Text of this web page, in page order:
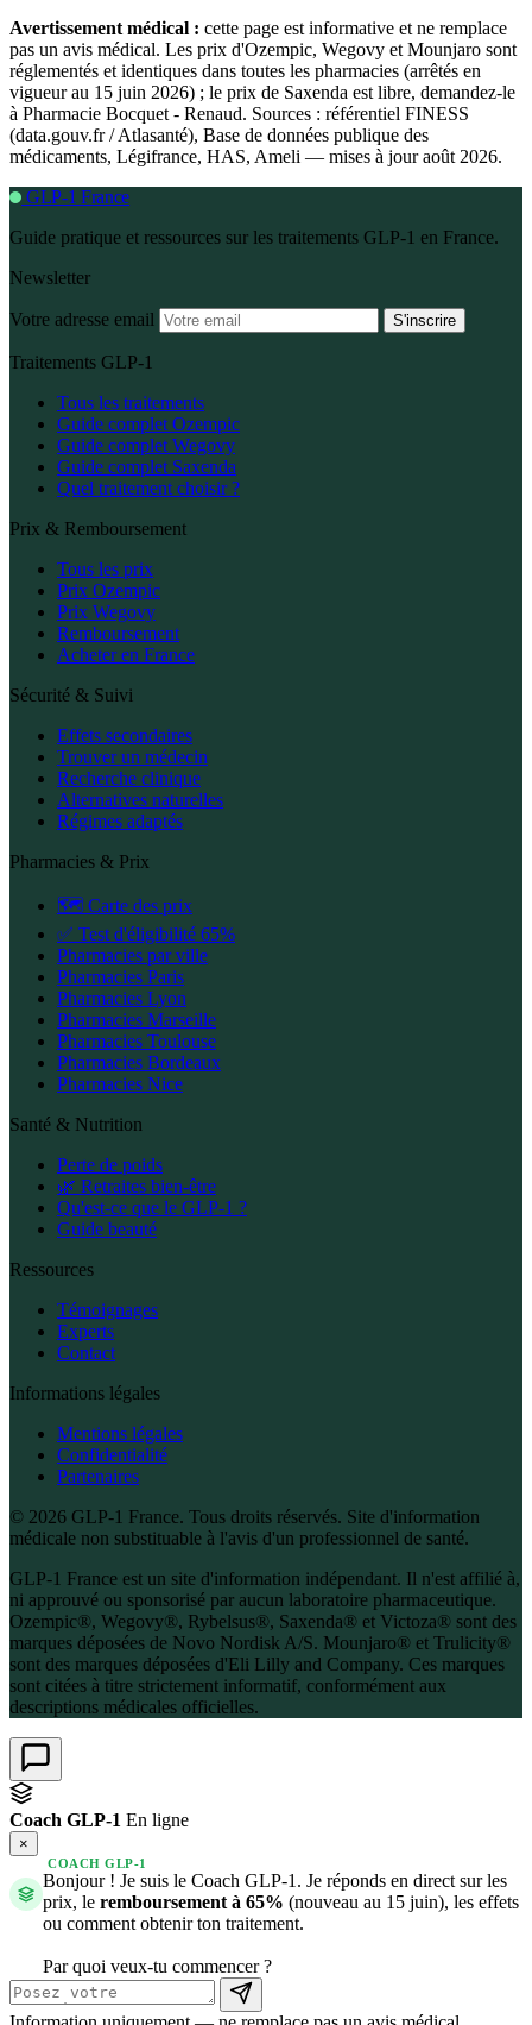
Avertissement médical : cette page est informative et ne remplace
pas un avis médical. Les prix d'Ozempic, Wegovy et Mounjaro sont
réglementés et identiques dans toutes les pharmacies (arrêtés en
vigueur au 15 juin 2026) ; le prix de Saxenda est libre, demandez-le
à Pharmacie Bocquet - Renaud. Sources : référentiel FINESS
(data.gouv.fr / Atlasanté), Base de données publique des
médicaments, Légifrance, HAS, Ameli — mises à jour août 2026.
GLP-1 France
Guide pratique et ressources sur les traitements GLP-1 en France.
Newsletter
Votre adresse email S'inscrire
Traitements GLP-1
Tous les traitements
Guide complet Ozempic
Guide complet Wegovy
Guide complet Saxenda
Quel traitement choisir ?
Prix & Remboursement
Tous les prix
Prix Ozempic
Prix Wegovy
Remboursement
Acheter en France
Sécurité & Suivi
Effets secondaires
Trouver un médecin
Recherche clinique
Alternatives naturelles
Régimes adaptés
Pharmacies & Prix
🗺️ Carte des prix
✅ Test d'éligibilité 65%
Pharmacies par ville
Pharmacies Paris
Pharmacies Lyon
Pharmacies Marseille
Pharmacies Toulouse
Pharmacies Bordeaux
Pharmacies Nice
Santé & Nutrition
Perte de poids
🌿 Retraites bien-être
Qu'est-ce que le GLP-1 ?
Guide beauté
Ressources
Témoignages
Experts
Contact
Informations légales
Mentions légales
Confidentialité
Partenaires
© 2026 GLP-1 France. Tous droits réservés. Site d'information
médicale non substituable à l'avis d'un professionnel de santé.
GLP-1 France est un site d'information indépendant. Il n'est affilié à,
ni approuvé ou sponsorisé par aucun laboratoire pharmaceutique.
Ozempic®, Wegovy®, Rybelsus®, Saxenda® et Victoza® sont des
marques déposées de Novo Nordisk A/S. Mounjaro® et Trulicity®
sont des marques déposées d'Eli Lilly and Company. Ces marques
sont citées à titre strictement informatif, conformément aux
descriptions médicales officielles.
Coach GLP-1 En ligne
×
COACH GLP-1
Bonjour ! Je suis le Coach GLP-1. Je réponds en direct sur les
prix, le remboursement à 65% (nouveau au 15 juin), les effets
ou comment obtenir ton traitement.
Par quoi veux-tu commencer ?